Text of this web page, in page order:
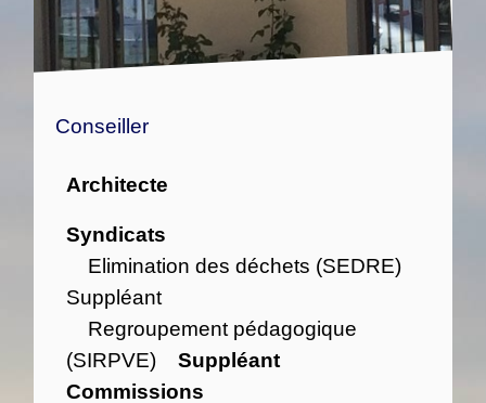
Conseiller
Architecte
Syndicats
Elimination des déchets (SEDRE)
Suppléant
Regroupement pédagogique
(SIRPVE)Suppléant
Commissions